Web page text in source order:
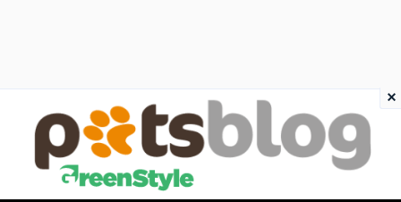
×